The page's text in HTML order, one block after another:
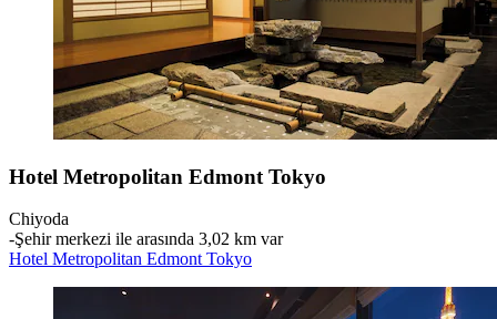
Hotel Metropolitan Edmont Tokyo
Chiyoda
‐Şehir merkezi ile arasında 3,02 km var
Hotel Metropolitan Edmont Tokyo